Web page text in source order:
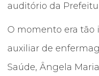
auditório da
O momento era tão
auxiliar de
Saúde, Ângela